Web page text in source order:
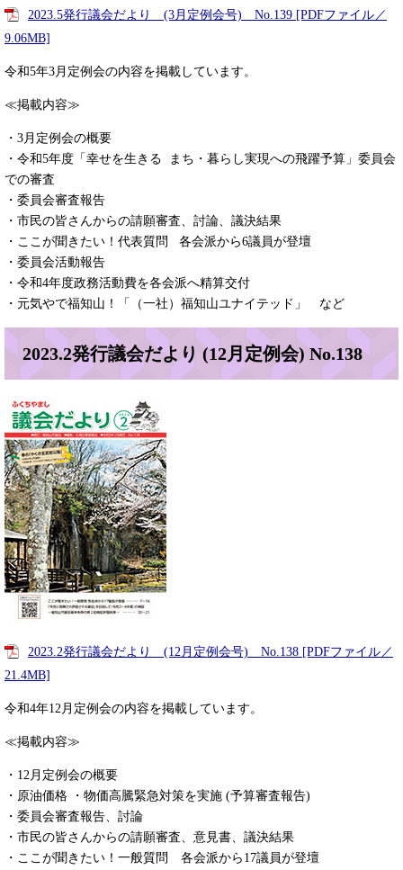
2023.5発行議会だより (3月定例会号) No.139 [PDFファイル／
9.06MB]
令和5年3月定例会の内容を掲載しています。
≪掲載内容≫
・3月定例会の概要
・令和5年度「幸せを生きる まち・暮らし実現への飛躍予算」委員会
での審査
・委員会審査報告
・市民の皆さんからの請願審査、討論、議決結果
・ここが聞きたい！代表質問 各会派から6議員が登壇
・委員会活動報告
・令和4年度政務活動費を各会派へ精算交付
・元気やで福知山！「（一社）福知山ユナイテッド」 など
2023.2発行議会だより (12月定例会) No.138
2023.2発行議会だより (12月定例会号) No.138 [PDFファイル／
21.4MB]
令和4年12月定例会の内容を掲載しています。
≪掲載内容≫
・12月定例会の概要
・原油価格 ・物価高騰緊急対策を実施 (予算審査報告)
・委員会審査報告、討論
・市民の皆さんからの請願審査、意見書、議決結果
・ここが聞きたい！一般質問 各会派から17議員が登壇